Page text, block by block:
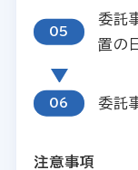
委託
置の
委託
注意事項